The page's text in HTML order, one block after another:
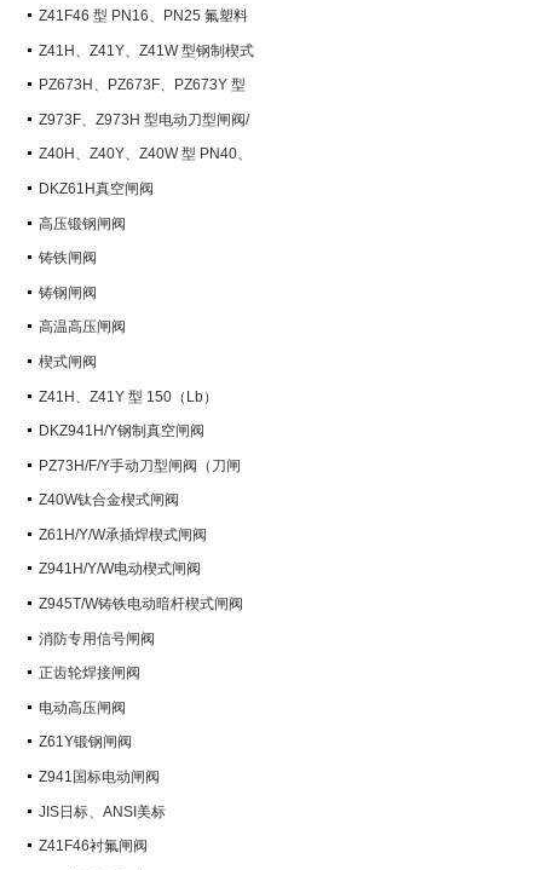
Z41F46 型 PN16、PN25 氟塑料
衬里楔式闸阀
Z41H、Z41Y、Z41W 型钢制楔式
闸阀PZ673H、PZ673F、PZ673Y 型
气动刀型闸阀/刀闸阀
Z973F、Z973H 型电动刀型闸阀/
刀闸阀
Z40H、Z40Y、Z40W 型 PN40、
PN63 钢制楔式闸阀
DKZ61H真空闸阀
高压锻钢闸阀
铸铁闸阀
铸钢闸阀
高温高压闸阀
楔式闸阀
Z41H、Z41Y 型 150（Lb）
~600（Lb） 钢制楔式闸阀
DKZ941H/Y钢制真空闸阀
PZ73H/F/Y手动刀型闸阀（刀闸
阀）Z40W钛合金楔式闸阀
Z61H/Y/W承插焊楔式闸阀
Z941H/Y/W电动楔式闸阀
Z945T/W铸铁电动暗杆楔式闸阀
消防专用信号闸阀
正齿轮焊接闸阀
电动高压闸阀
Z61Y锻钢闸阀
Z941国标电动闸阀
JIS日标、ANSI美标
Z41F46衬氟闸阀